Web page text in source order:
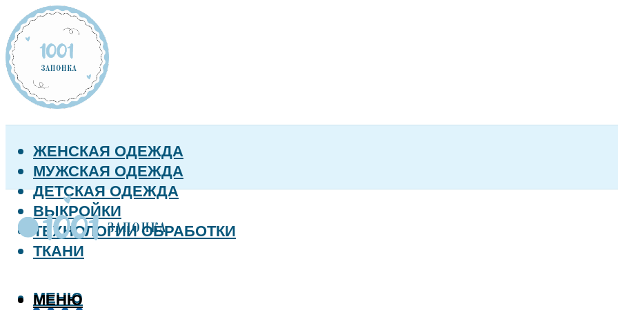
ЖЕНСКАЯ ОДЕЖДА
МУЖСКАЯ ОДЕЖДА
ДЕТСКАЯ ОДЕЖДА
ВЫКРОЙКИ
ТЕХНОЛОГИИ ОБРАБОТКИ
ТКАНИ
МЕНЮ
МЕНЮ